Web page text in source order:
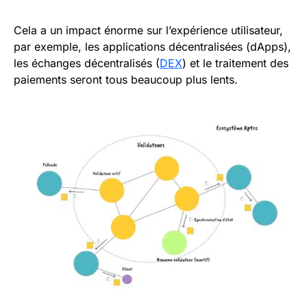
Cela a un impact énorme sur l’expérience utilisateur,
par exemple, les applications décentralisées (dApps),
les échanges décentralisés (DEX) et le traitement des
paiements seront tous beaucoup plus lents.